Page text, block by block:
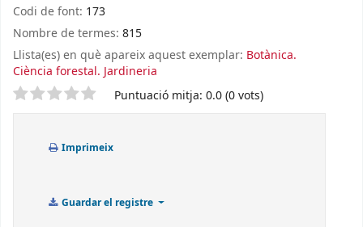
Codi de font: 173
Nombre de termes: 815
Llista(es) en què apareix aquest exemplar: Botànica.
Ciència forestal. Jardineria
Valoració Puntuació mitja: 0.0 (0 vots)
Imprimeix
Guardar el registre